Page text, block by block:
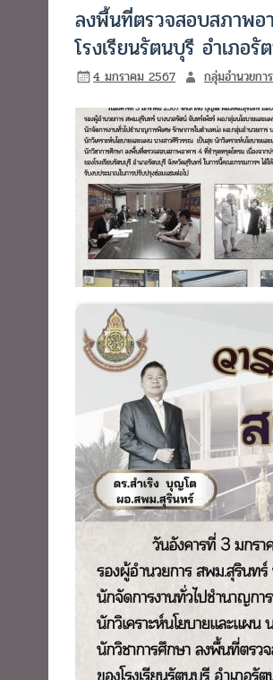
ลงพื้นที่ตรวจสอบสภาพอ
โรงเรียนรัตนบุรี อำเภอ
4 มกราคม 2567 กลุ่มอำนวยกา